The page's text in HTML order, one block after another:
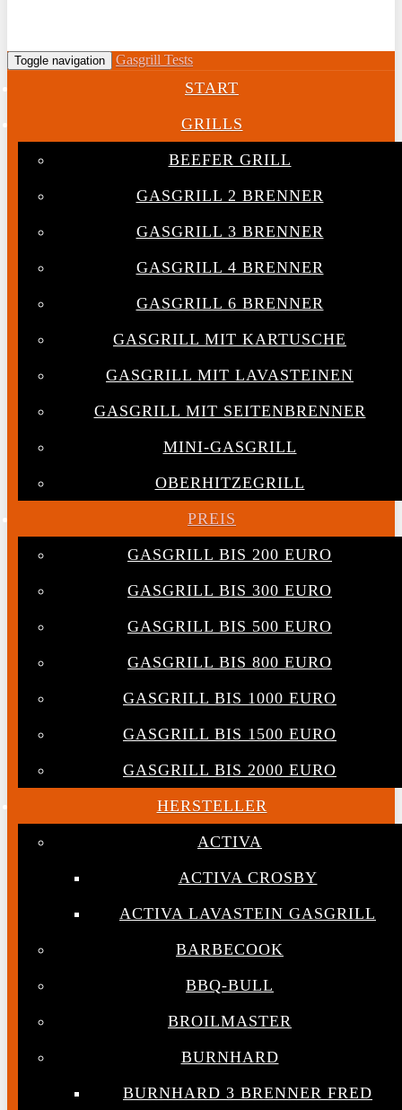
Toggle navigation Gasgrill Tests
START
GRILLS
BEEFER GRILL
GASGRILL 2 BRENNER
GASGRILL 3 BRENNER
GASGRILL 4 BRENNER
GASGRILL 6 BRENNER
GASGRILL MIT KARTUSCHE
GASGRILL MIT LAVASTEINEN
GASGRILL MIT SEITENBRENNER
MINI-GASGRILL
OBERHITZEGRILL
PREIS
GASGRILL BIS 200 EURO
GASGRILL BIS 300 EURO
GASGRILL BIS 500 EURO
GASGRILL BIS 800 EURO
GASGRILL BIS 1000 EURO
GASGRILL BIS 1500 EURO
GASGRILL BIS 2000 EURO
HERSTELLER
ACTIVA
ACTIVA CROSBY
ACTIVA LAVASTEIN GASGRILL
BARBECOOK
BBQ-BULL
BROILMASTER
BURNHARD
BURNHARD 3 BRENNER FRED